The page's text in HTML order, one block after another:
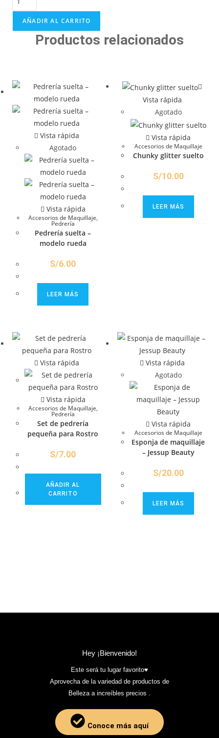
AÑADIR AL CARRITO
Productos relacionados
Vista rápida
Agotado
Vista rápida
Accesorios de Maquillaje,
Pedrería
Pedrería suelta –
modelo rueda
S/6.00
LEER MÁS
Vista rápida
Agotado
Vista rápida
Accesorios de Maquillaje
Chunky glitter suelto
S/10.00
LEER MÁS
Vista rápida
Vista rápida
Accesorios de Maquillaje,
Pedrería
Set de pedrería
pequeña para Rostro
S/7.00
AÑADIR AL
CARRITO
Vista rápida
Agotado
Vista rápida
Accesorios de Maquillaje
Esponja de maquillaje
– Jessup Beauty
S/20.00
LEER MÁS
Hey ¡Bienvenido!
Este será tu lugar favorito♥️
Aprovecha de la variedad de productos de
Belleza a increíbles precios .
Conoce más aquí